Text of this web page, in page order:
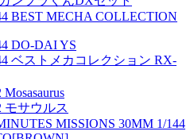
BEST MECHA COLLECTION
DO-DAI YS
ベストメカコレクション RX-
モサウルス
MISSIONS 30MM 1/144